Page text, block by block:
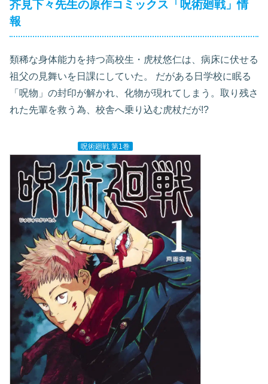
芥見下々先生の原作コミックス「呪術廻戦」情
報
類稀な身体能力を持つ高校生・虎杖悠仁は、病床に伏せる
祖父の見舞いを日課にしていた。 だがある日学校に眠る
「呪物」の封印が解かれ、化物が現れてしまう。取り残さ
れた先輩を救う為、校舎へ乗り込む虎杖だが!?
呪術廻戦 第1巻